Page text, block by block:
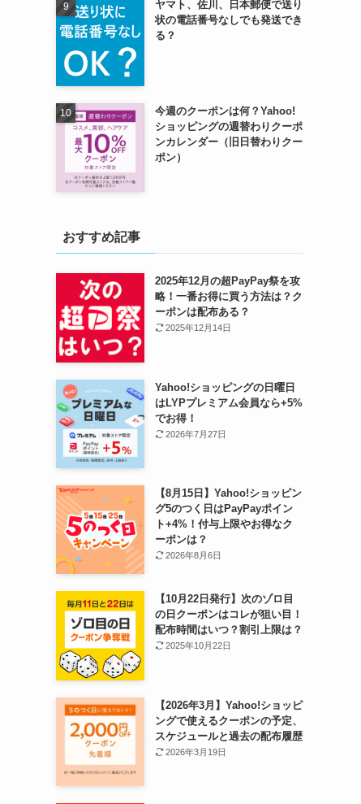
ヤマト、佐川、日本郵便で送り
状の電話番号なしでも発送でき
る？
今週のクーポンは何？Yahoo!
ショッピングの週替わりクーポ
ンカレンダー（旧日替わりクー
ポン）
おすすめ記事
2025年12月の超PayPay祭を攻
略！一番お得に買う方法は？ク
ーポンは配布ある？
2025年12月14日
Yahoo!ショッピングの日曜日
はLYPプレミアム会員なら+5%
でお得！
2026年7月27日
【8月15日】Yahoo!ショッピン
グ5のつく日はPayPayポイン
ト+4%！付与上限やお得なク
ーポンは？
2026年8月6日
【10月22日発行】次のゾロ目
の日クーポンはコレが狙い目！
配布時間はいつ？割引上限は？
2025年10月22日
【2026年3月】Yahoo!ショッピ
ングで使えるクーポンの予定、
スケジュールと過去の配布履歴
2026年3月19日